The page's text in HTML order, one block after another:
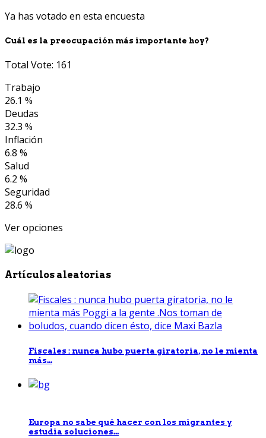
Ya has votado en esta encuesta
Cuál es la preocupación más importante hoy?
Total Vote: 161
Trabajo
26.1 %
Deudas
32.3 %
Inflación
6.8 %
Salud
6.2 %
Seguridad
28.6 %
Ver opciones
Artículos aleatorias
Fiscales : nunca hubo puerta giratoria, no le mienta
más...
Europa no sabe qué hacer con los migrantes y
estudia soluciones...